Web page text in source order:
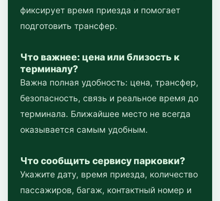
фиксирует время приезда и помогает
подготовить трансфер.
Что важнее: цена или близость к
терминалу?
Важна полная удобность: цена, трансфер,
безопасность, связь и реальное время до
терминала. Ближайшее место не всегда
оказывается самым удобным.
Что сообщить сервису парковки?
Укажите дату, время приезда, количество
пассажиров, багаж, контактный номер и